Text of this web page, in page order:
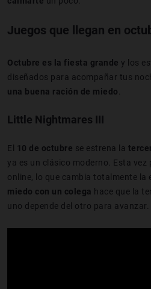
Juegos que llegan en
Octubre es la fiesta grande y los
diseñados para acompañar tus
una buena ración de miedo.
Little Nightmares III
El 10 de octubre se estrena la
ya es un clásico moderno. Esta vez
online, lo que cambia totalmente la
miedo con un colega hace que la
uno depende del otro para avanzar.